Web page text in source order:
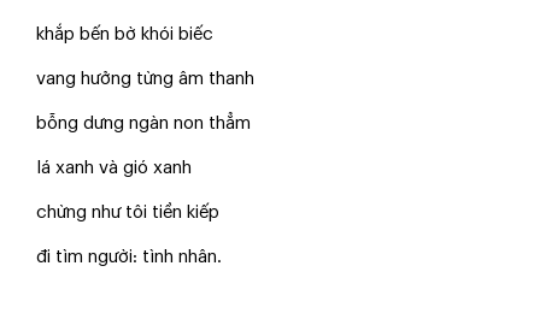
khắp bến bờ khói biếc
vang hưởng từng âm thanh
bỗng dưng ngàn non thẳm
lá xanh và gió xanh
chừng như tôi tiền kiếp
đi tìm người: tình nhân.